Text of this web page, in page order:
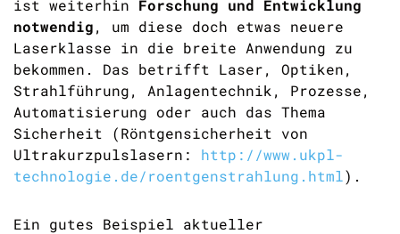
ist weiterhin Forschung und Entwicklung
notwendig, um diese doch etwas neuere
Laserklasse in die breite Anwendung zu
bekommen. Das betrifft Laser, Optiken,
Strahlführung, Anlagentechnik, Prozesse,
Automatisierung oder auch das Thema
Sicherheit (Röntgensicherheit von
Ultrakurzpulslasern: http://www.ukpl-
technologie.de/roentgenstrahlung.html).
Ein gutes Beispiel aktueller